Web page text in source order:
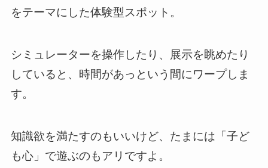
をテーマにした体験型スポット。
シミュレーターを操作したり、展示を眺めたり
していると、時間があっという間にワープしま
す。
知識欲を満たすのもいいけど、たまには「子ど
も心」で遊ぶのもアリですよ。